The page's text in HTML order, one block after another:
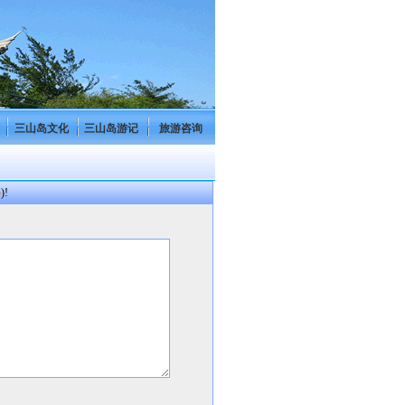
三山岛文化 三山岛游记 旅游咨询
)!